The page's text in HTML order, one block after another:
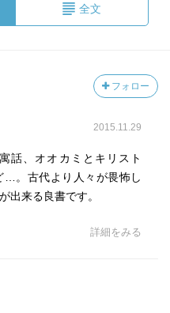
全文
フォロー
2015.11.29
話、オオカミとキリスト
…。古代より人々が畏怖し
出来る良書です。
詳細をみる